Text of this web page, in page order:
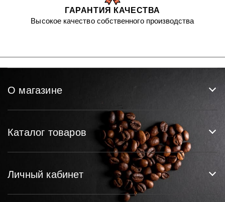
ГАРАНТИЯ КАЧЕСТВА
Высокое качество собственного производства
О магазине
Каталог товаров
Личный кабинет